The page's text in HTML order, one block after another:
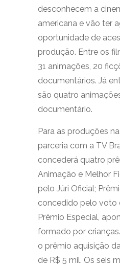
desconhecem a
americana e vão ter
oportunidade de
produção. Entre os
31 animações, 20
documentários. Já
são quatro
documentário.
Para as produções
parceria com a TV
concederá quatro
Animação e Melhor
pelo Júri Oficial;
concedido pelo voto
Prêmio Especial,
formado por
o prêmio aquisição
de R$ 5 mil. Os seis